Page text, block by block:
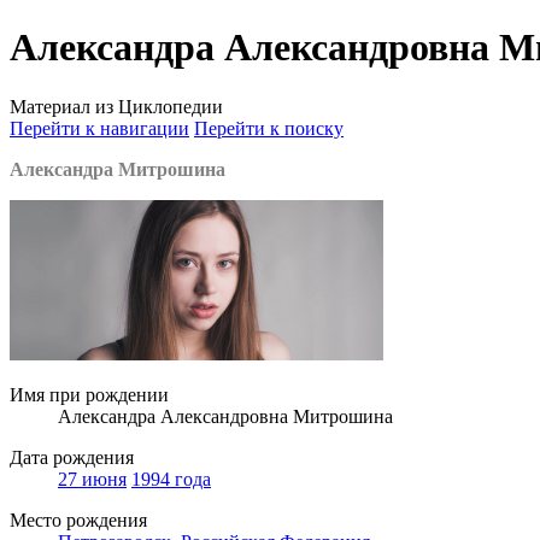
Александра Александровна
Материал из Циклопедии
Перейти к навигации Перейти к поиску
Александра Митрошина
Имя при рождении
Александра Александровна Митрошина
Дата рождения
27 июня 1994 года
Место рождения